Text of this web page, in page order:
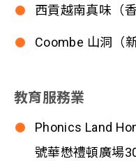
西貢越南真味（
Coombe 山洞（
教育服務業
Phonics Land
號華懋禮頓廣場